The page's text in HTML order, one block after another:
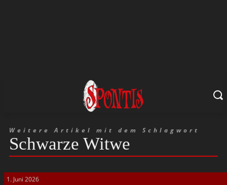
Weitere Artikel mit dem Schlagwort
Schwarze Witwe
1. Juni 2026